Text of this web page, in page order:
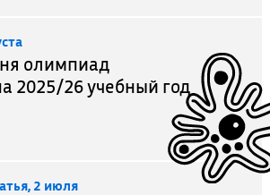
олимпиад
2025/26 учебный год
2 июля